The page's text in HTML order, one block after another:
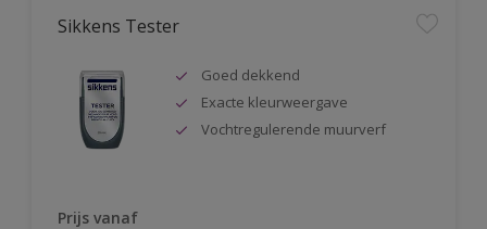
Sikkens Tester
Goed dekkend
Exacte kleurweergave
Vochtregulerende muurverf
Prijs vanaf